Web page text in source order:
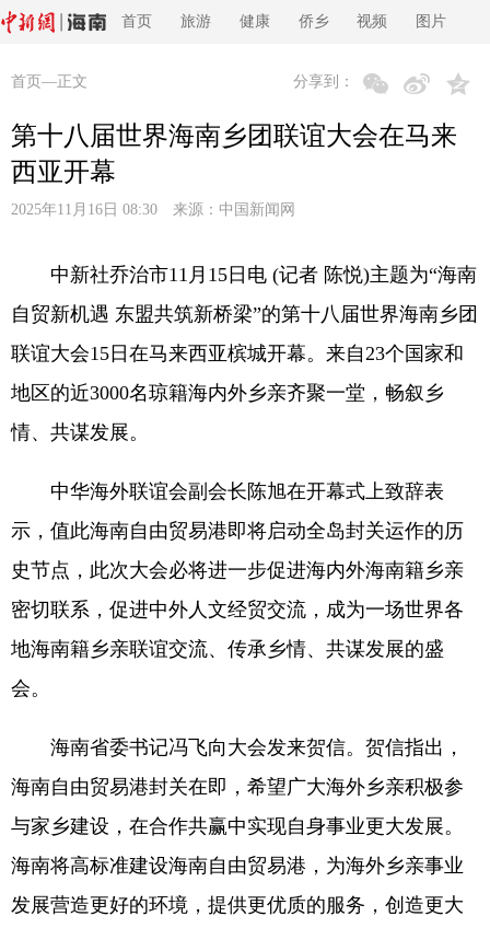
首页 旅游 健康 侨乡 视频 图片
首页 —正文 分享到：
第十八届世界海南乡团联谊大会在马来
西亚开幕
2025年11月16日 08:30 来源： 中国新闻网
中新社乔治市11月15日电 (记者 陈悦)主题为“海南
自贸新机遇 东盟共筑新桥梁”的第十八届世界海南乡团
联谊大会15日在马来西亚槟城开幕。来自23个国家和
地区的近3000名琼籍海内外乡亲齐聚一堂，畅叙乡
情、共谋发展。
中华海外联谊会副会长陈旭在开幕式上致辞表
示，值此海南自由贸易港即将启动全岛封关运作的历
史节点，此次大会必将进一步促进海内外海南籍乡亲
密切联系，促进中外人文经贸交流，成为一场世界各
地海南籍乡亲联谊交流、传承乡情、共谋发展的盛
会。
海南省委书记冯飞向大会发来贺信。贺信指出，
海南自由贸易港封关在即，希望广大海外乡亲积极参
与家乡建设，在合作共赢中实现自身事业更大发展。
海南将高标准建设海南自由贸易港，为海外乡亲事业
发展营造更好的环境，提供更优质的服务，创造更大